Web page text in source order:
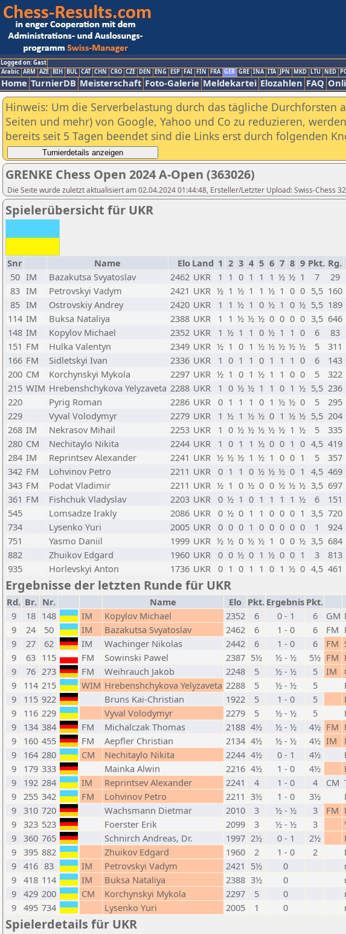
Logged on: Gast
Arabic ARM AZE BIH BUL CAT CHN CRO CZE DEN ENG ESP FAI FIN FRA GER GRE INA ITA JPN MKD LTU NED
Home TurnierDB Meisterschaft Foto-Galerie Meldekartei Elozahlen FAQ
Hinweis: Um die Serverbelastung durch das tägliche Durchforsten
Seiten und mehr) von Google, Yahoo und Co zu reduzieren,
bereits seit 5 Tagen beendet sind die Links erst durch folgenden
GRENKE Chess Open 2024 A-Open (363026)
Die Seite wurde zuletzt aktualisiert am 02.04.2024 01:44:48, Ersteller/Letzter Upload: Swiss-Chess
Spielerübersicht für UKR
Snr Name Elo Land 1 2 3 4 5 6 7 8 9 Pkt. Rg.
50 IM Bazakutsa Svyatoslav 2462 UKR 1 1 0 1 1 1 ½ ½ 1 7 29
83 IM Petrovskyi Vadym 2421 UKR ½ 1 ½ 1 1 ½ 1 0 0 5,5 160
85 IM Ostrovskiy Andrey 2420 UKR 1 1 ½ 1 0 ½ 1 0 ½ 5,5 189
114 IM Buksa Nataliya 2388 UKR 1 1 ½ ½ ½ 0 0 0 0 3,5 646
148 IM Kopylov Michael 2352 UKR 1 ½ 1 1 0 ½ 1 1 0 6 83
151 FM Hulka Valentyn 2349 UKR ½ 1 0 1 ½ ½ ½ ½ ½ 5 311
166 FM Sidletskyi Ivan 2336 UKR 1 0 1 1 0 1 1 1 0 6 143
200 CM Korchynskyi Mykola 2297 UKR ½ 1 0 1 ½ 1 1 0 0 5 322
215 WIM Hrebenshchykova Yelyzaveta 2288 UKR 1 0 ½ ½ 1 1 0 1 ½ 5,5 236
220
Pyrig Roman 2286 UKR 0 1 1 1 0 1 ½ ½ 0 5 295
229
Vyval Volodymyr 2279 UKR 1 ½ 1 ½ ½ 0 1 ½ ½ 5,5 204
268 IM Nekrasov Mihail 2253 UKR 1 0 ½ ½ ½ ½ ½ 1 ½ 5 335
280 CM Nechitaylo Nikita 2244 UKR 1 0 1 1 ½ 0 0 1 0 4,5 419
284 IM Reprintsev Alexander 2241 UKR ½ ½ ½ 1 ½ 1 0 0 1 5 357
342 FM Lohvinov Petro 2211 UKR 0 1 1 0 ½ ½ ½ 0 1 4,5 469
343 FM Podat Vladimir 2211 UKR ½ 1 0 ½ 0 0 ½ ½ ½ 3,5 697
361 FM Fishchuk Vladyslav 2203 UKR 0 ½ 1 0 1 1 1 1 ½ 6 151
545
Lomsadze Irakly 2086 UKR 0 ½ 0 1 1 0 0 0 1 3,5 720
734
Lysenko Yuri 2005 UKR 0 0 0 1 0 0 0 0 0 1 924
751
Yasmo Daniil 1999 UKR ½ ½ 0 ½ ½ 1 0 0 ½ 3,5 684
882
Zhuikov Edgard 1960 UKR 0 0 ½ 0 1 ½ 0 0 1 3 813
935
Horlevskyi Anton 1736 UKR 0 1 0 1 1 0 1 ½ 0 4,5 461
Ergebnisse der letzten Runde für UKR
Rd. Br. Nr. Name Elo Pkt. Ergebnis Pkt.
9
18 148 IM Kopylov Michael 2352 6 0 - 1 6 GM
9
24 50 IM Bazakutsa Svyatoslav 2462 6 1 - 0 6 FM
9
27 62 IM Wachinger Nikolas 2442 6 1 - 0 6 FM
9
63 115 FM Sowinski Pawel 2387 5½ ½ - ½ 5½ FM
9
76 273 FM Weihrauch Jakob 2248 5 ½ - ½ 5 IM
9
114 215 WIM Hrebenshchykova Yelyzaveta 2288 5 ½ - ½ 5
9
115 922 Bruns Kai-Christian 1922 5 1 - 0 5
9
116 229 Vyval Volodymyr 2279 5 ½ - ½ 5
9
134 384 FM Michalczak Thomas 2188 4½ ½ - ½ 4½ FM
9
160 455 FM Aepfler Christian 2134 4½ ½ - ½ 4½ IM
9
164 280 CM Nechitaylo Nikita 2244 4½ 0 - 1 4½
9
179 333 Mainka Alwin 2216 4½ 1 - 0 4½
9
192 284 IM Reprintsev Alexander 2241 4 1 - 0 4 CM
9 255 342 FM Lohvinov Petro 2211 3½ 1 - 0 3½
9 310 720 Wachsmann Dietmar 2010 3 ½ - ½ 3 FM
9 323 523 Foerster Erik 2099 3 ½ - ½ 3
9 360 765 Schnirch Andreas, Dr. 1997 2½ 0 - 1 2½
9 395 882 Zhuikov Edgard 1960 2 1 - 0 2
9 416 83 IM Petrovskyi Vadym 2421 5½ 0
9 418 114 IM Buksa Nataliya 2388 3½ 0
9 429 200 CM Korchynskyi Mykola 2297 5 0
9 495 734 Lysenko Yuri 2005 1 0
Spielerdetails für UKR